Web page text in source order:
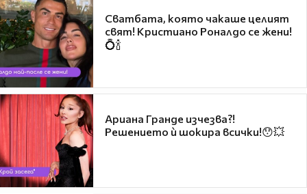
Сватбата, която чакаше целият
свят! Кристиано Роналдо се жени!
💍🍾
Ариана Гранде изчезва?!
Решението ѝ шокира всички!😯💥